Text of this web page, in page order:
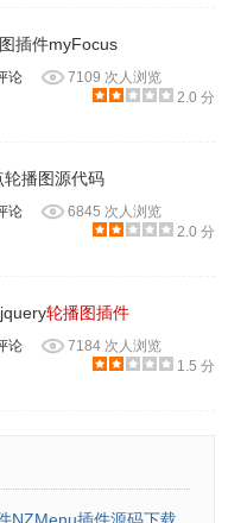
插件myFocus
论
7109 次人浏览
2.0 分
播图源代码
论
6845 次人浏览
2.0 分
轮播图插件
论
7184 次人浏览
1.5 分